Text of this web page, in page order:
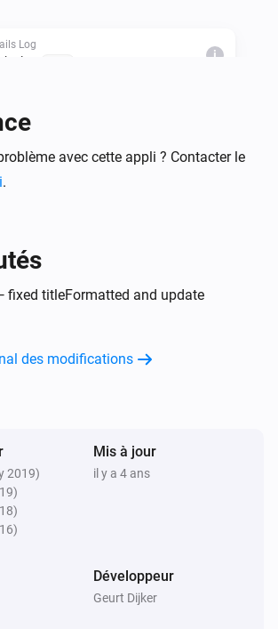
Log
log i
Log
log i
Log
Log
Log
msg
Add textline to the log. (without
avec cette appli ? Contacter le
.
fixed titleFormatted and update
des modifications
2019)
Mis à jour
il y a 4 ans
Développeur
Geurt Dijker